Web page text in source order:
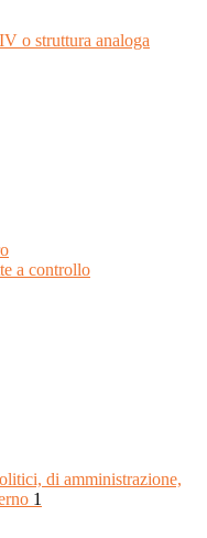
o struttura analoga
a controllo
di amministrazione,
1